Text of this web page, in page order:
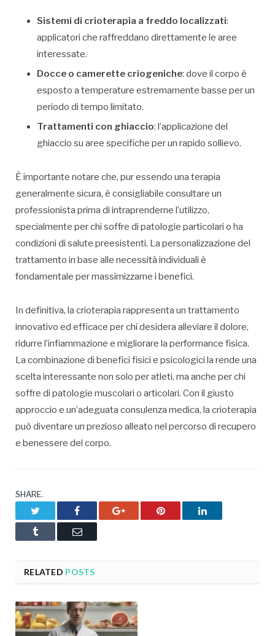
Sistemi di crioterapia a freddo localizzati:
applicatori che raffreddano direttamente le aree
interessate.
Docce o camerette criogeniche: dove il corpo è
esposto a temperature estremamente basse per un
periodo di tempo limitato.
Trattamenti con ghiaccio: l’applicazione del
ghiaccio su aree specifiche per un rapido sollievo.
È importante notare che, pur essendo una terapia
generalmente sicura, è consigliabile consultare un
professionista prima di intraprenderne l’utilizzo,
specialmente per chi soffre di patologie particolari o ha
condizioni di salute preesistenti. La personalizzazione del
trattamento in base alle necessità individuali è
fondamentale per massimizzarne i benefici.
In definitiva, la crioterapia rappresenta un trattamento
innovativo ed efficace per chi desidera alleviare il dolore,
ridurre l’infiammazione e migliorare la performance fisica.
La combinazione di benefici fisici e psicologici la rende una
scelta interessante non solo per atleti, ma anche per chi
soffre di patologie muscolari o articolari. Con il giusto
approccio e un’adeguata consulenza medica, la crioterapia
può diventare un prezioso alleato nel percorso di recupero
e benessere del corpo.
SHARE.
Facebook Google+ Pinterest LinkedIn
Tumblr Email
RELATED POSTS